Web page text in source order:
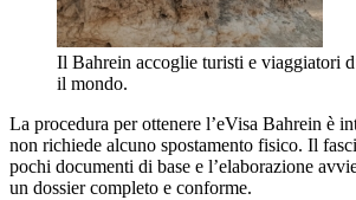
Il Bahrein accoglie turisti e viaggiatori
il mondo.
La procedura per ottenere l’eVisa Bahrein è
non richiede alcuno spostamento fisico. Il
pochi documenti di base e l’elaborazione
un dossier completo e conforme.